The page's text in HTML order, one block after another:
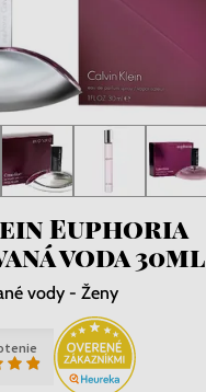
Euphoria
voda 30ml
vody - Ženy